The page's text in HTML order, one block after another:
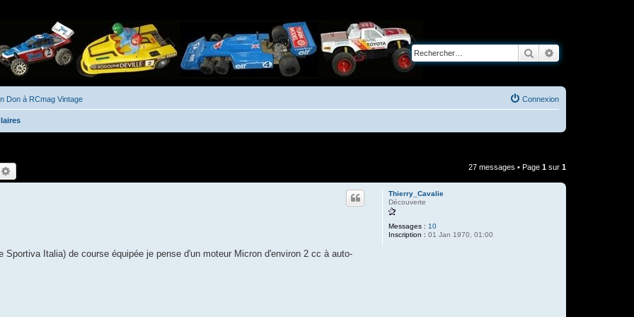
Rechercher
Don à RCmag Vintage Connexion
27 messages • Page 1 sur 1
Thierry_Cavalie
Découverte
Messages : 10
Inscription : 01 Jan 1970, 01:00
Italia) de course équipée je pense d'un moteur Micron d'environ 2 cc à auto-